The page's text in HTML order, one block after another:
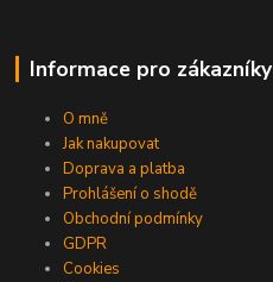
Informace pro zákazníky
O mně
Jak nakupovat
Doprava a platba
Prohlášení o shodě
Obchodní podmínky
GDPR
Cookies